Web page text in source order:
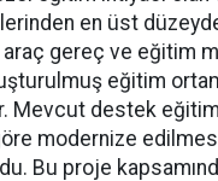
en üst
araç gereç ve eğitim
eğitim
Mevcut destek eğitim
modernize
Bu proje